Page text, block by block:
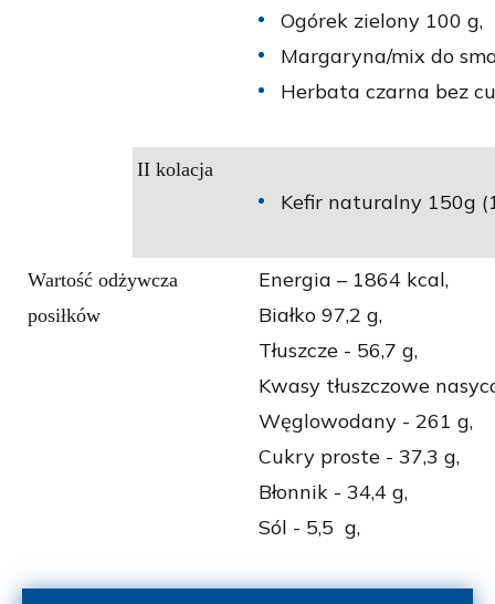
Ogórek zielony 100 g,
Margaryna/mix do
Herbata czarna bez
II kolacja
Kefir naturalny 150g
Wartość odżywcza
posiłków
Energia – 1864 kcal,
Białko 97,2 g,
Tłuszcze - 56,7 g,
Kwasy tłuszczowe
Węglowodany - 261 g,
Cukry proste - 37,3 g,
Błonnik - 34,4 g,
Sól - 5,5 g,